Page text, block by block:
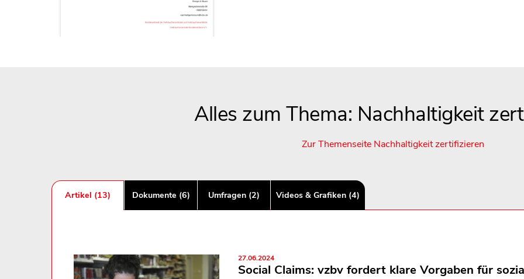
Alles zum Thema: Nachhaltigkeit
Zur Themenseite Nachhaltigkeit zertifizieren
Artikel (13) Dokumente (6) Umfragen (2) Videos & Grafiken (4)
27.06.2024
Social Claims: vzbv fordert klare Vorgaben für